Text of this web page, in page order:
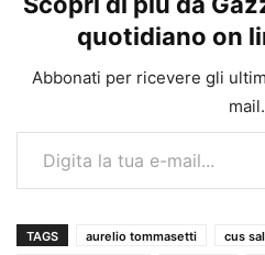
quotidiano on
Abbonati per ricevere gli
mail.
Digita la tua e-mail...
TAGS aurelio tommasetti cus